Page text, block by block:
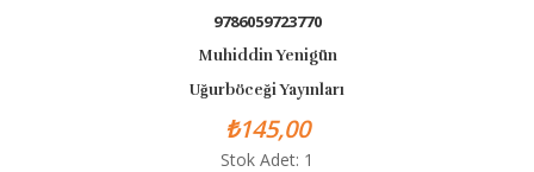
9786059723770
Muhiddin Yenigün
Uğurböceği Yayınları
₺145,00
Stok Adet: 1